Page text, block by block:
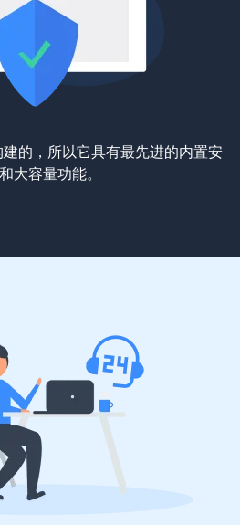
的，所以它具有最先进的内置安
大容量功能。